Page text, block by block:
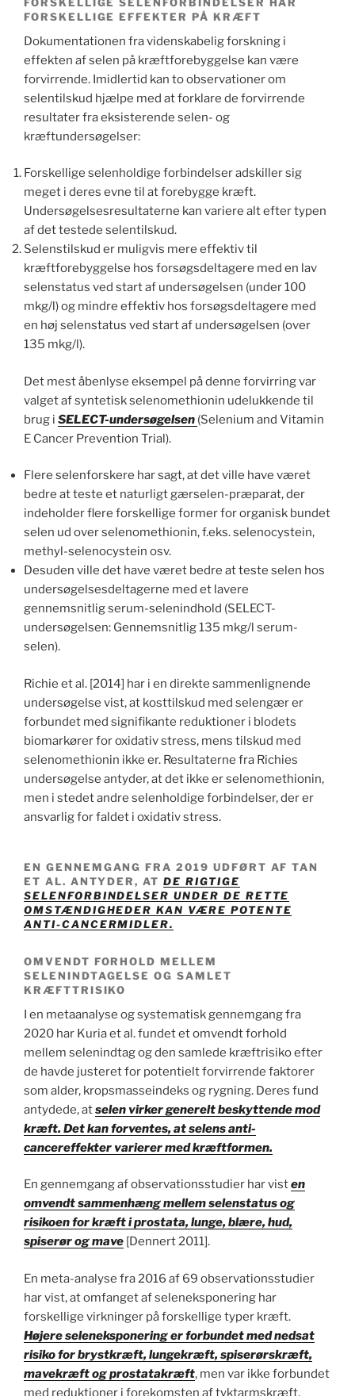
FORSKELLIGE SELENFORBINDELSER HAR
FORSKELLIGE EFFEKTER PÅ KRÆFT
Dokumentationen fra videnskabelig forskning i
effekten af selen på kræftforebyggelse kan være
forvirrende. Imidlertid kan to observationer om
selentilskud hjælpe med at forklare de forvirrende
resultater fra eksisterende selen- og
kræftundersøgelser:
Forskellige selenholdige forbindelser adskiller sig
meget i deres evne til at forebygge kræft.
Undersøgelsesresultaterne kan variere alt efter typen
af det testede selentilskud.
Selenstilskud er muligvis mere effektiv til
kræftforebyggelse hos forsøgsdeltagere med en lav
selenstatus ved start af undersøgelsen (under 100
mkg/l) og mindre effektiv hos forsøgsdeltagere med
en høj selenstatus ved start af undersøgelsen (over
135 mkg/l).
Det mest åbenlyse eksempel på denne forvirring var
valget af syntetisk selenomethionin udelukkende til
brug i SELECT-undersøgelsen (Selenium and Vitamin
E Cancer Prevention Trial).
Flere selenforskere har sagt, at det ville have været
bedre at teste et naturligt gærselen-præparat, der
indeholder flere forskellige former for organisk bundet
selen ud over selenomethionin, f.eks. selenocystein,
methyl-selenocystein osv.
Desuden ville det have været bedre at teste selen hos
undersøgelsesdeltagerne med et lavere
gennemsnitlig serum-selenindhold (SELECT-
undersøgelsen: Gennemsnitlig 135 mkg/l serum-
selen).
Richie et al. [2014] har i en direkte sammenlignende
undersøgelse vist, at kosttilskud med selengær er
forbundet med signifikante reduktioner i blodets
biomarkører for oxidativ stress, mens tilskud med
selenomethionin ikke er. Resultaterne fra Richies
undersøgelse antyder, at det ikke er selenomethionin,
men i stedet andre selenholdige forbindelser, der er
ansvarlig for faldet i oxidativ stress.
EN GENNEMGANG FRA 2019 UDFØRT AF TAN
ET AL. ANTYDER, ATDE RIGTIGE
SELENFORBINDELSER UNDER DE RETTE
OMSTÆNDIGHEDER KAN VÆRE POTENTE
ANTI-CANCERMIDLER.
OMVENDT FORHOLD MELLEM
SELENINDTAGELSE OG SAMLET
KRÆFTTRISIKO
I en metaanalyse og systematisk gennemgang fra
2020 har Kuria et al. fundet et omvendt forhold
mellem selenindtag og den samlede kræftrisiko efter
de havde justeret for potentielt forvirrende faktorer
som alder, kropsmasseindeks og rygning. Deres fund
antydede, atselen virker generelt beskyttende mod
kræft. Det kan forventes, at selens anti-
cancereffekter varierer med kræftformen.
En gennemgang af observationsstudier har visten
omvendt sammenhæng mellem selenstatus og
risikoen for kræft i prostata, lunge, blære, hud,
spiserør og mave [Dennert 2011].
En meta-analyse fra 2016 af 69 observationsstudier
har vist, at omfanget af seleneksponering har
forskellige virkninger på forskellige typer kræft.
Højere seleneksponering er forbundet med nedsat
risiko for brystkræft, lungekræft, spiserørskræft,
mavekræft og prostatakræft, men var ikke forbundet
med reduktioner i forekomsten af tyktarmskræft,